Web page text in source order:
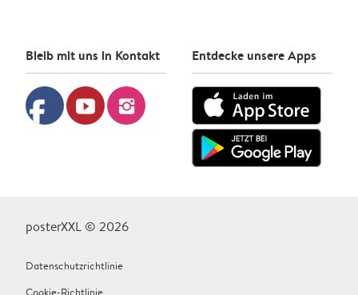
Bleib mit uns in Kontakt
facebook youtube instagram
Entdecke unsere Apps
posterXXL © 2026
Datenschutzrichtlinie
Cookie-Richtlinie